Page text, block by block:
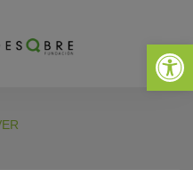
Abrir